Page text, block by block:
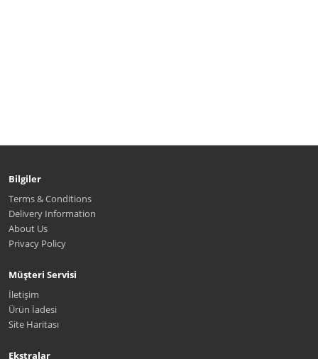
Bilgiler
Terms & Conditions
Delivery Information
About Us
Privacy Policy
Müşteri Servisi
İletişim
Ürün İadesi
Site Haritası
Ekstralar